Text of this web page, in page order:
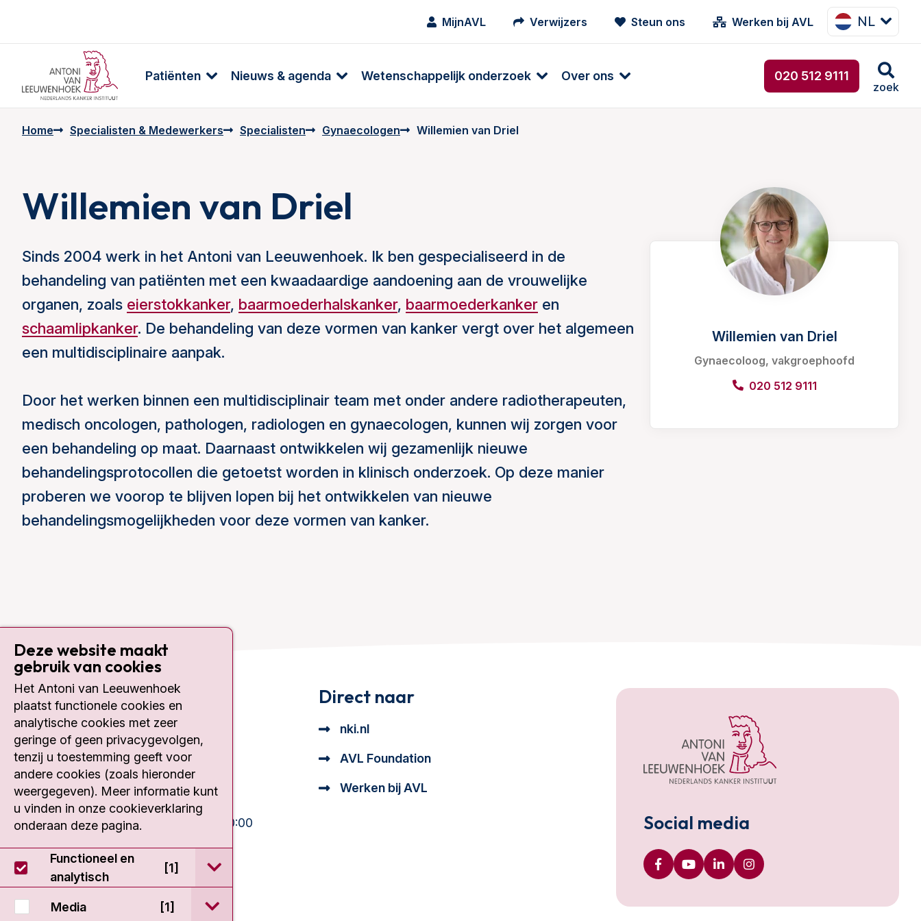
MijnAVL Verwijzers Steun ons Werken bij AVL NL
Patiënten Nieuws & agenda Wetenschappelijk onderzoek Over ons 020 512 9111
zoek
Home Specialisten & Medewerkers Specialisten Gynaecologen Willemien van Driel
Willemien van Driel
Sinds 2004 werk in het Antoni van Leeuwenhoek. Ik ben gespecialiseerd in de
behandeling van patiënten met een kwaadaardige aandoening aan de vrouwelijke
organen, zoals eierstokkanker, baarmoederhalskanker, baarmoederkanker en
schaamlipkanker. De behandeling van deze vormen van kanker vergt over het algemeen
een multidisciplinaire aanpak.
Door het werken binnen een multidisciplinair team met onder andere radiotherapeuten,
medisch oncologen, pathologen, radiologen en gynaecologen, kunnen wij zorgen voor
een behandeling op maat. Daarnaast ontwikkelen wij gezamenlijk nieuwe
behandelingsprotocollen die getoetst worden in klinisch onderzoek. Op deze manier
proberen we voorop te blijven lopen bij het ontwikkelen van nieuwe
behandelingsmogelijkheden voor deze vormen van kanker.
Willemien van Driel
Gynaecoloog, vakgroephoofd
020 512 9111
Contact
Plesmanlaan 121
1066 CX Amsterdam
020 512 9111
Bezoektijden
Ma-Vrij:
10:30 - 13:00 en 15:00 - 20:00
Weekend: 10:30 - 20:00
IC:
Direct naar
nki.nl
AVL Foundation
Werken bij AVL
Social media
Deze website maakt
gebruik van cookies
Het Antoni van Leeuwenhoek
plaatst functionele cookies en
analytische cookies met zeer
geringe of geen privacygevolgen,
tenzij u toestemming geeft voor
andere cookies (zoals hieronder
weergegeven). Meer informatie kunt
u vinden in onze cookieverklaring
onderaan deze pagina.
Functioneel en
analytisch
[1] open / sluit Functioneel en analytisch cookie beschrijving
Media [1] open / sluit Media cookie beschrijving